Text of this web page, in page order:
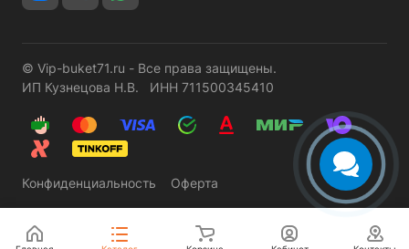
© Vip-buket71.ru - Все права защищены.
ИП Кузнецова Н.В. ИНН 711500345410
Конфиденциальность Оферта